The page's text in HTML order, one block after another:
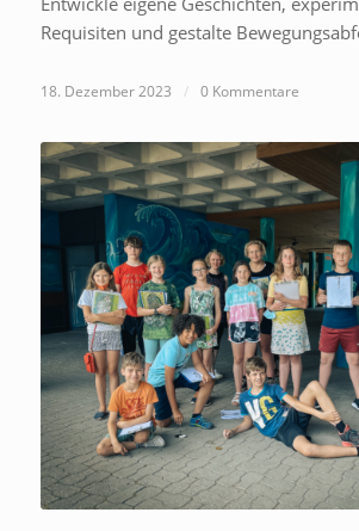
Requisiten und gestalte
18. Dezember 2023 / 0 Kommentare